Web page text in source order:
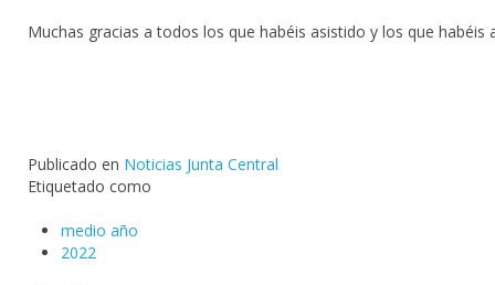
Muchas gracias a todos los que habéis asistido y los que habéis
Publicado en Noticias Junta Central
Etiquetado como
medio año
2022